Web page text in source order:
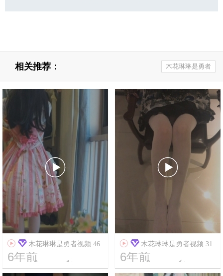
相关推荐： 木花琳琳是勇者

 木花琳琳是勇者视频 46
6年前
10 7190

 木花琳琳是勇者视频 31
6年前
20 7369